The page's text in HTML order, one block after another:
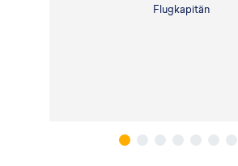
Flugkapitän